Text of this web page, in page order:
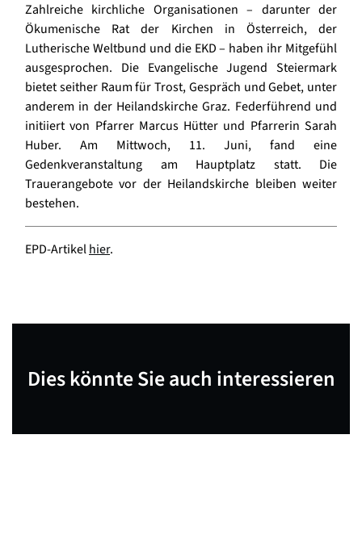
Zahlreiche kirchliche Organisationen – darunter der
Ökumenische Rat der Kirchen in Österreich, der
Lutherische Weltbund und die EKD – haben ihr Mitgefühl
ausgesprochen. Die Evangelische Jugend Steiermark
bietet seither Raum für Trost, Gespräch und Gebet, unter
anderem in der Heilandskirche Graz. Federführend und
initiiert von Pfarrer Marcus Hütter und Pfarrerin Sarah
Huber. Am Mittwoch, 11. Juni, fand eine
Gedenkveranstaltung am Hauptplatz statt. Die
Trauerangebote vor der Heilandskirche bleiben weiter
bestehen.
EPD-Artikelhier.
Dies könnte Sie auch interessieren